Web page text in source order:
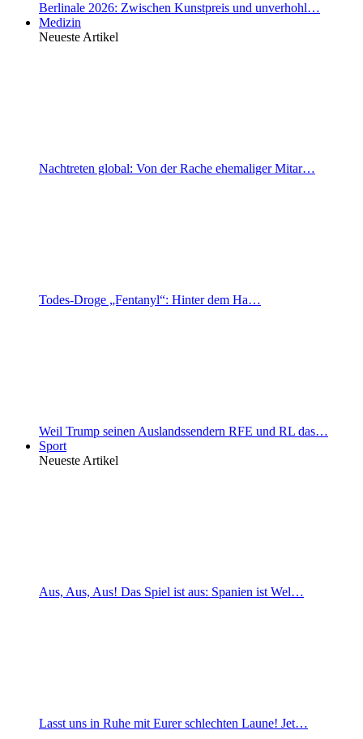
Berlinale 2026: Zwischen Kunstpreis und unverhohl…
Medizin
Neueste Artikel
Nachtreten global: Von der Rache ehemaliger Mitar…
Todes-Droge „Fentanyl“: Hinter dem Ha…
Weil Trump seinen Auslandssendern RFE und RL das…
Sport
Neueste Artikel
Aus, Aus, Aus! Das Spiel ist aus: Spanien ist Wel…
Lasst uns in Ruhe mit Eurer schlechten Laune! Jet…